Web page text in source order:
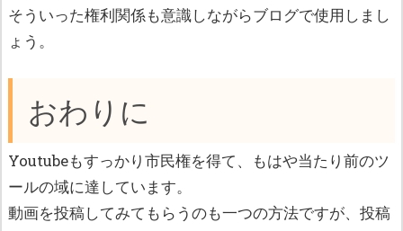
そういった権利関係も意識しながらブログで使用しまし
ょう。
おわりに
Youtubeもすっかり市民権を得て、もはや当たり前のツ
ールの域に達しています。
動画を投稿してみてもらうのも一つの方法ですが、投稿